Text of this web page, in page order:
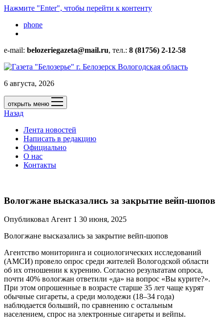
Нажмите "Enter", чтобы перейти к контенту
phone
e-mail: belozeriegazeta@mail.ru, тел.: 8 (81756) 2-12-58
6 августа, 2026
открыть меню
Назад
Лента новостей
Написать в редакцию
Официально
О нас
Контакты
Вологжане высказались за закрытие вейп-шопов
Опубликовал Агент 1 30 июня, 2025
Вологжане высказались за закрытие вейп-шопов
Агентство мониторинга и социологических исследований
(АМСИ) провело опрос среди жителей Вологодской области
об их отношении к курению. Согласно результатам опроса,
почти 40% вологжан ответили «да» на вопрос «Вы курите?».
При этом опрошенные в возрасте старше 35 лет чаще курят
обычные сигареты, а среди молодежи (18–34 года)
наблюдается больший, по сравнению с остальным
населением, спрос на электронные сигареты и вейпы.